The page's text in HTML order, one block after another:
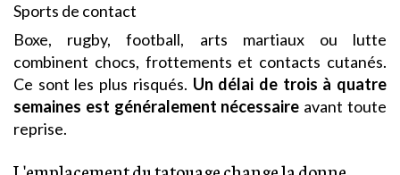
Sports de contact
Boxe, rugby, football, arts martiaux ou lutte
combinent chocs, frottements et contacts cutanés.
Ce sont les plus risqués. Un délai de trois à quatre
semaines est généralement nécessaire avant toute
reprise.